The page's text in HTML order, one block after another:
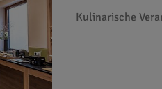
Kulinarische